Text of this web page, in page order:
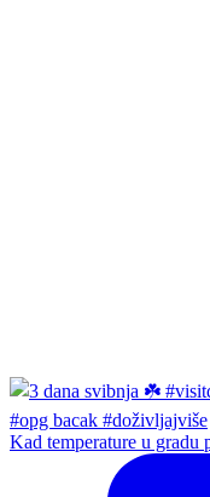
Kad temperature u gradu